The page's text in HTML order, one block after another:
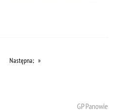
Następna;
GP Panowie